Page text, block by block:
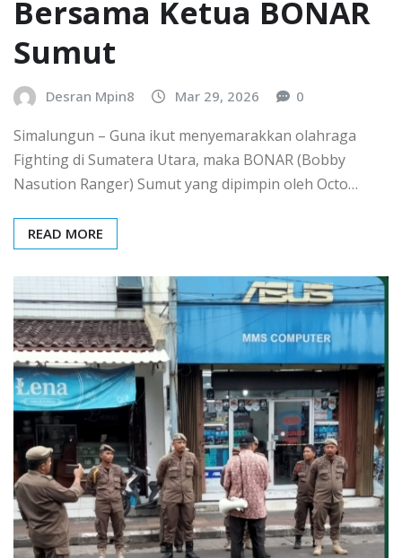
Bersama Ketua BONAR
Sumut
Desran Mpin8 Mar 29, 2026 0
Simalungun – Guna ikut menyemarakkan olahraga
Fighting di Sumatera Utara, maka BONAR (Bobby
Nasution Ranger) Sumut yang dipimpin oleh Octo…
READ MORE